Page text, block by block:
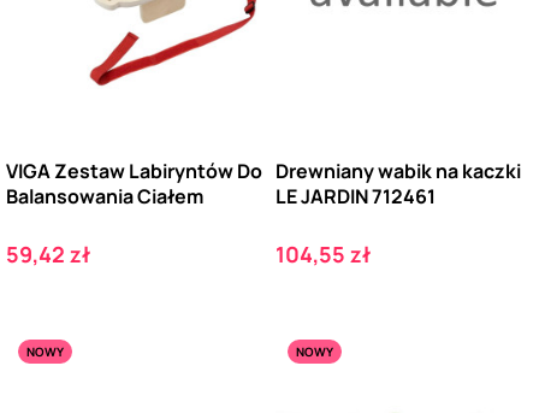
VIGA Zestaw Labiryntów Do
Balansowania Ciałem
Cena
59,42 zł
Drewniany wabik na kaczki
LE JARDIN 712461
Cena
104,55 zł
NOWY NOWY